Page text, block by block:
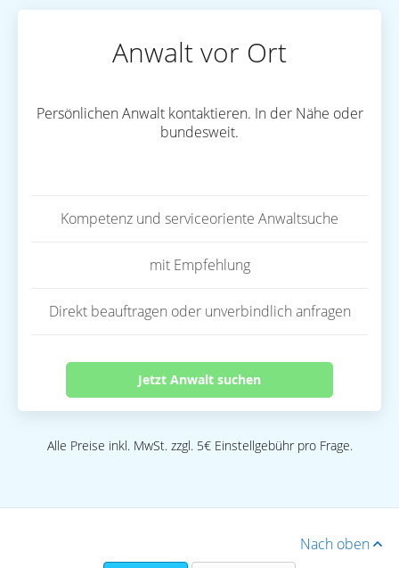
Anwalt vor Ort
Persönlichen Anwalt kontaktieren. In der Nähe oder
bundesweit.
Kompetenz und serviceoriente Anwaltsuche
mit Empfehlung
Direkt beauftragen oder unverbindlich anfragen
Jetzt Anwalt suchen
Alle Preise inkl. MwSt. zzgl. 5€ Einstellgebühr pro Frage.
Nach oben